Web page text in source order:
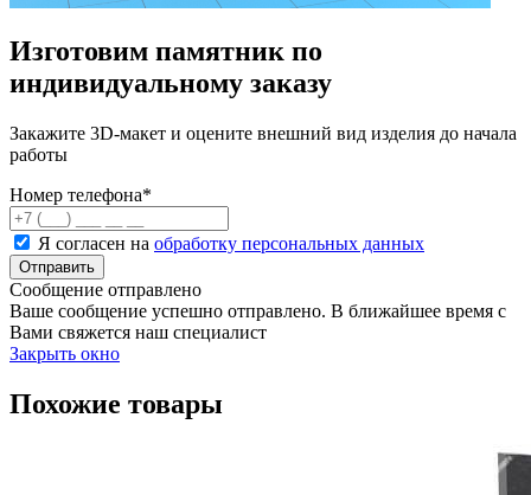
Изготовим памятник по
индивидуальному заказу
Закажите 3D-макет и оцените внешний вид изделия до начала
работы
Номер телефона*
Я согласен на обработку персональных данных
Сообщение отправлено
Ваше сообщение успешно отправлено. В ближайшее время с
Вами свяжется наш специалист
Закрыть окно
Похожие товары